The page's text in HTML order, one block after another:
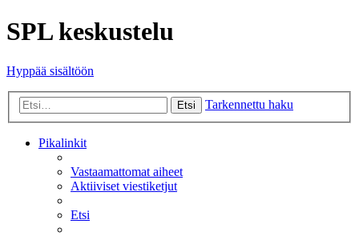
SPL keskustelu
Hyppää sisältöön
Etsi Tarkennettu haku
Pikalinkit
Vastaamattomat aiheet
Aktiiviset viestiketjut
Etsi